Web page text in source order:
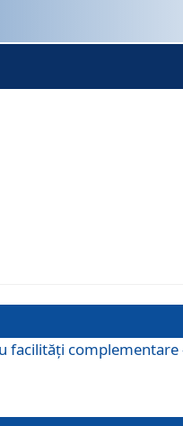
complementare